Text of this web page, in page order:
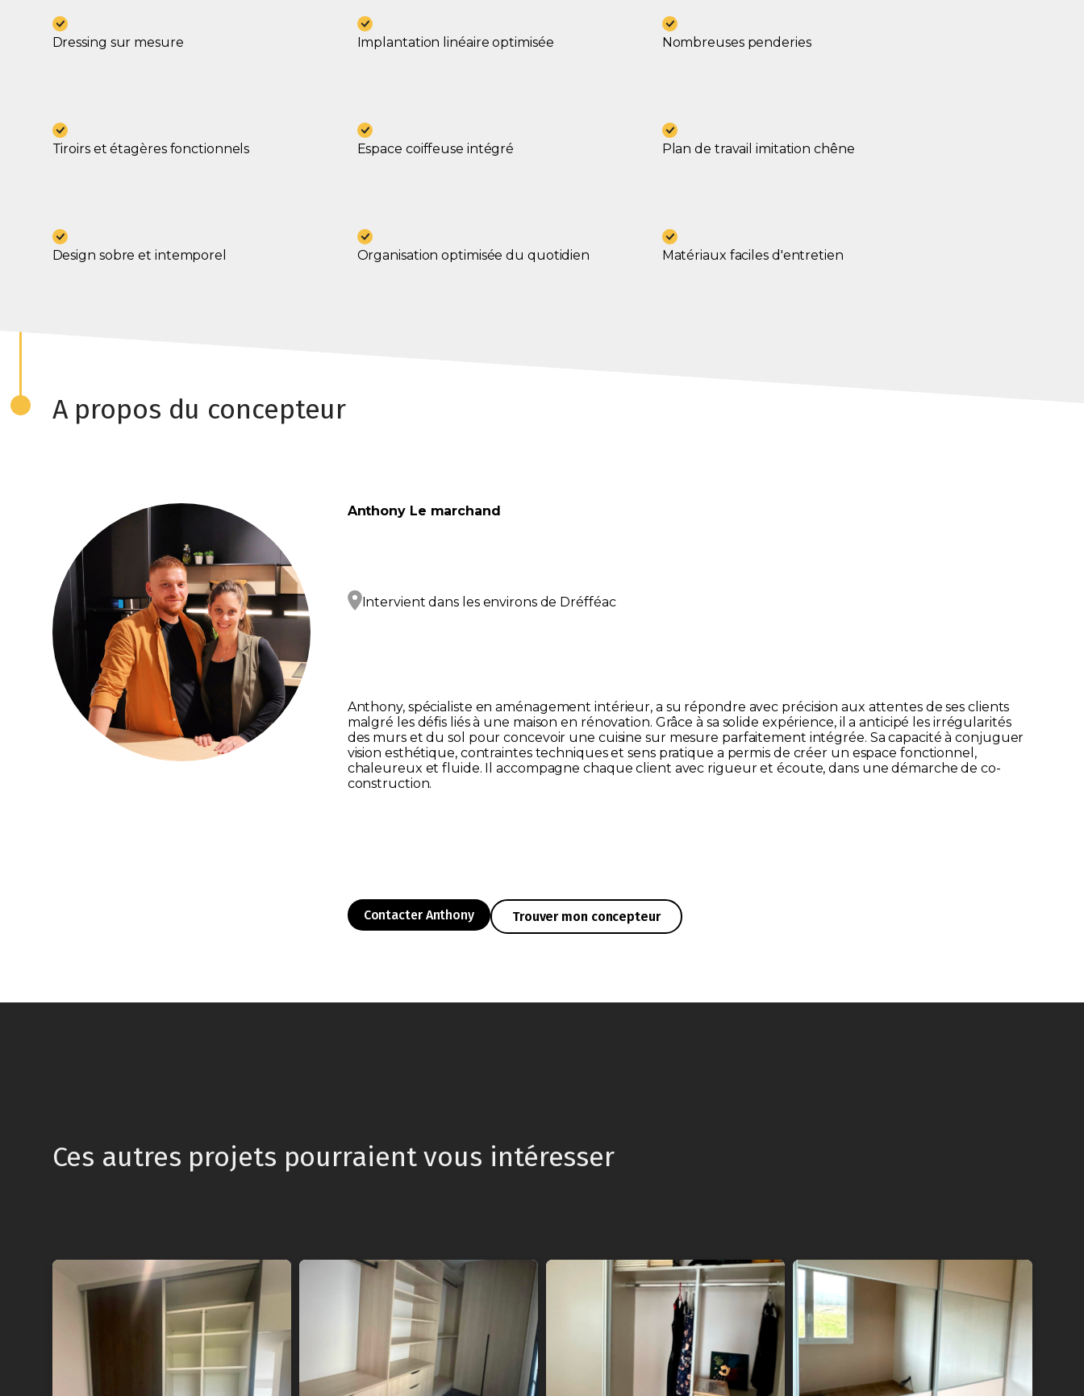
Dressing sur mesure Implantation linéaire optimisée Nombreuses penderies
Tiroirs et étagères fonctionnels Espace coiffeuse intégré Plan de travail imitation chêne
Design sobre et intemporel Organisation optimisée du quotidien Matériaux faciles d'entretien
A propos du concepteur
Anthony Le marchand
Intervient dans les environs de Dréfféac
Anthony, spécialiste en aménagement intérieur, a su répondre avec précision aux attentes de ses clients
malgré les défis liés à une maison en rénovation. Grâce à sa solide expérience, il a anticipé les irrégularités
des murs et du sol pour concevoir une cuisine sur mesure parfaitement intégrée. Sa capacité à conjuguer
vision esthétique, contraintes techniques et sens pratique a permis de créer un espace fonctionnel,
chaleureux et fluide. Il accompagne chaque client avec rigueur et écoute, dans une démarche de co-
construction.
Contacter Anthony Trouver mon concepteur
Ces autres projets pourraient vous intéresser